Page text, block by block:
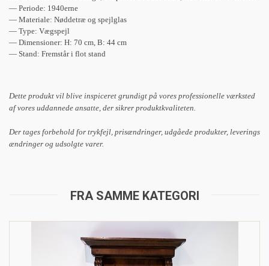
— Periode: 1940erne
— Materiale: Nøddetræ og spejlglas
— Type: Vægspejl
— Dimensioner: H: 70 cm, B: 44 cm
— Stand: Fremstår i flot stand
Dette produkt vil blive inspiceret grundigt på vores professionelle værksted
af vores uddannede ansatte, der sikrer produktkvaliteten.
Der tages forbehold for trykfejl, prisændringer, udgåede produkter, leverings
ændringer og udsolgte varer.
FRA SAMME KATEGORI